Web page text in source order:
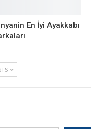
En İyi Ayakkabı